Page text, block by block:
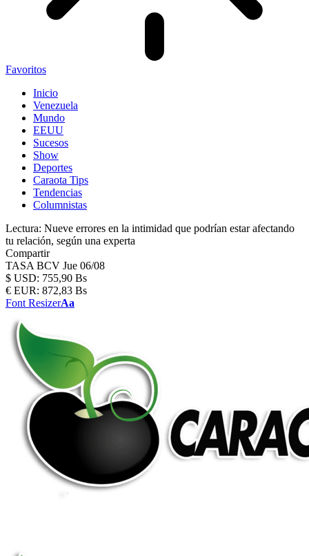
Favoritos
Inicio
Venezuela
Mundo
EEUU
Sucesos
Show
Deportes
Caraota Tips
Tendencias
Columnistas
Lectura: Nueve errores en la intimidad que podrían estar afectando
tu relación, según una experta
Compartir
TASA BCV Jue 06/08
$ USD: 755,90 Bs
€ EUR: 872,83 Bs
Font ResizerAa